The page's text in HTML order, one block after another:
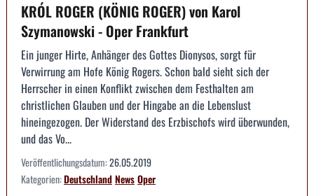
KRÓL ROGER (KÖNIG ROGER) von Karol
Szymanowski - Oper Frankfurt
Ein junger Hirte, Anhänger des Gottes Dionysos, sorgt für
Verwirrung am Hofe König Rogers. Schon bald sieht sich der
Herrscher in einen Konflikt zwischen dem Festhalten am
christlichen Glauben und der Hingabe an die Lebenslust
hineingezogen. Der Widerstand des Erzbischofs wird überwunden,
und das Vo...
Veröffentlichungsdatum:26.05.2019
Kategorien:DeutschlandNewsOper